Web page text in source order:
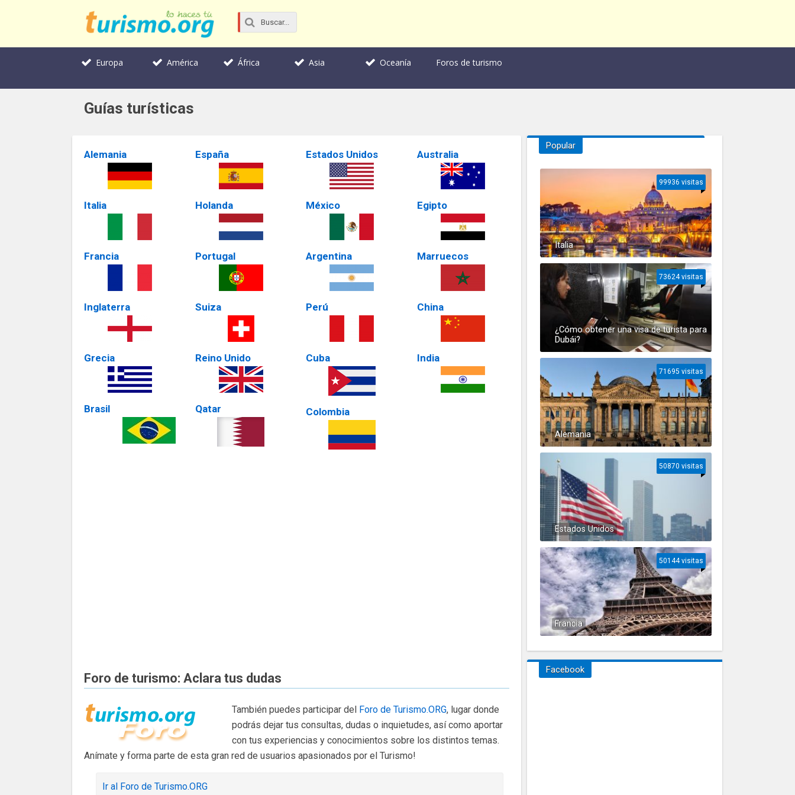
Europa América África Asia Oceanía Foros de turismo
Guías turísticas
Alemania
Italia
Francia
Inglaterra
Grecia
Brasil
España
Holanda
Portugal
Suiza
Reino Unido
Qatar
Estados Unidos
México
Argentina
Perú
Cuba
Colombia
Australia
Egipto
Marruecos
China
India
Foro de turismo: Aclara tus dudas
También puedes participar del Foro de Turismo.ORG, lugar donde
podrás dejar tus consultas, dudas o inquietudes, así como aportar
con tus experiencias y conocimientos sobre los distintos temas.
Anímate y forma parte de esta gran red de usuarios apasionados por el Turismo!
Ir al Foro de Turismo.ORG
Popular
Italia
99936 visitas
¿Cómo obtener una visa de turista para
Dubái?
73624 visitas
Alemania
71695 visitas
Estados Unidos
50870 visitas
Francia
50144 visitas
Facebook